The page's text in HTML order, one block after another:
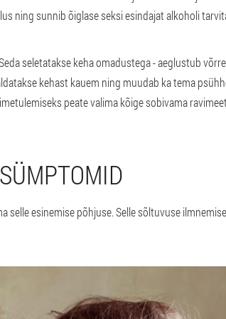
ning sunnib õiglase seksi esindajat alkoholi
seletatakse keha omadustega - aeglustub
kehast kauem ning muudab ka tema
peate valima kõige sobivama
selle esinemise põhjuse. Selle sõltuvuse